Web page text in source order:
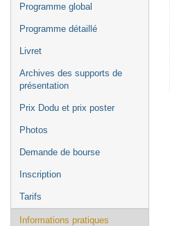
Programme global
Programme détaillé
Livret
Archives des supports de
présentation
Prix Dodu et prix poster
Photos
Demande de bourse
Inscription
Tarifs
Informations pratiques